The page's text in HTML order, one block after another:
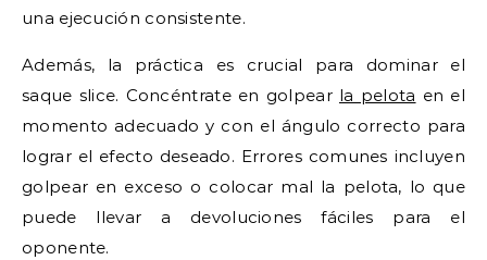
una ejecución consistente.
Además, la práctica es crucial para dominar el
saque slice. Concéntrate en golpear la pelota en el
momento adecuado y con el ángulo correcto para
lograr el efecto deseado. Errores comunes incluyen
golpear en exceso o colocar mal la pelota, lo que
puede llevar a devoluciones fáciles para el
oponente.